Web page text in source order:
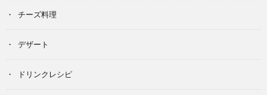
チーズ料理
デザート
ドリンクレシピ